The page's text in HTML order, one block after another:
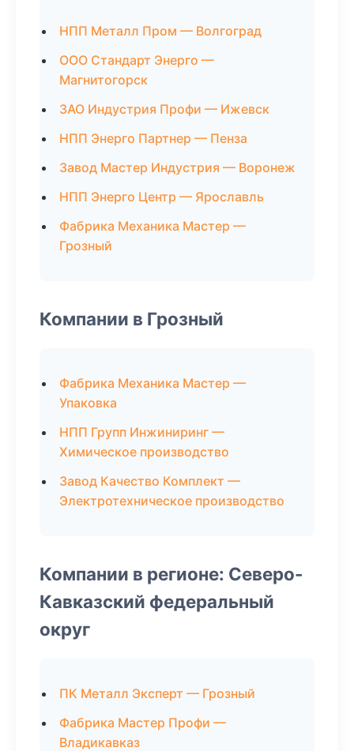
НПП Металл Пром — Волгоград
ООО Стандарт Энерго —
Магнитогорск
ЗАО Индустрия Профи — Ижевск
НПП Энерго Партнер — Пенза
Завод Мастер Индустрия — Воронеж
НПП Энерго Центр — Ярославль
Фабрика Механика Мастер —
Грозный
Компании в Грозный
Фабрика Механика Мастер —
Упаковка
НПП Групп Инжиниринг —
Химическое производство
Завод Качество Комплект —
Электротехническое производство
Компании в регионе: Северо-
Кавказский федеральный
округ
ПК Металл Эксперт — Грозный
Фабрика Мастер Профи —
Владикавказ